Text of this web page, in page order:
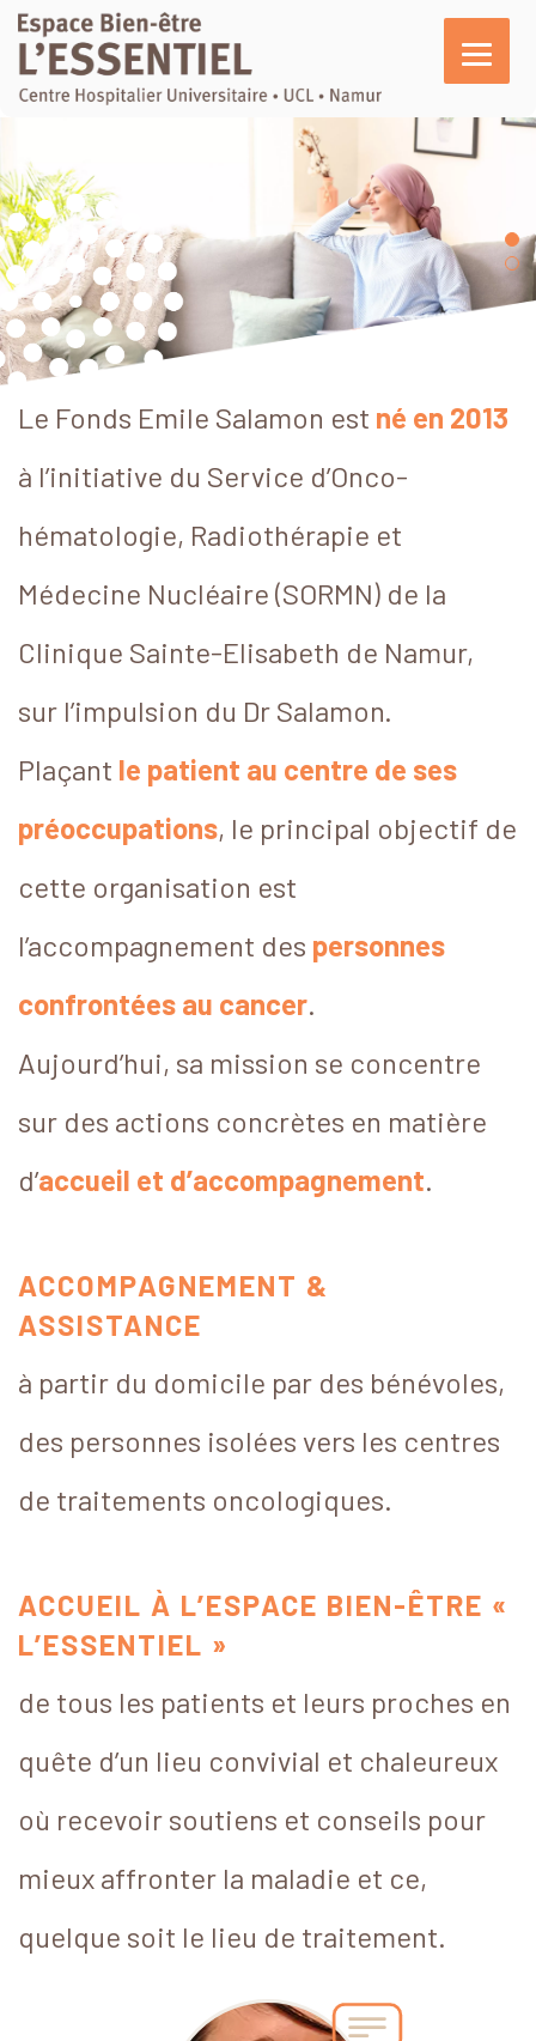
Le Fonds Emile Salamon est né en 2013
à l’initiative du Service d’Onco-
hématologie, Radiothérapie et
Médecine Nucléaire (SORMN) de la
Clinique Sainte-Elisabeth de Namur,
sur l’impulsion du Dr Salamon.
Plaçant le patient au centre de ses
préoccupations, le principal objectif de
cette organisation est
l’accompagnement des personnes
confrontées au cancer.
Aujourd’hui, sa mission se concentre
sur des actions concrètes en matière
d’accueil et d’accompagnement.
ACCOMPAGNEMENT &
ASSISTANCE
à partir du domicile par des bénévoles,
des personnes isolées vers les centres
de traitements oncologiques.
ACCUEIL À L’ESPACE BIEN-ÊTRE «
L’ESSENTIEL »
de tous les patients et leurs proches en
quête d’un lieu convivial et chaleureux
où recevoir soutiens et conseils pour
mieux affronter la maladie et ce,
quelque soit le lieu de traitement.
L’essentiel
En pratique
Activités
Agenda
Actualités
Nous soutenir